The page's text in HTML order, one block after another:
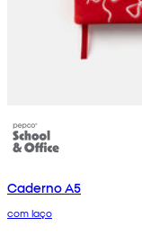
Caderno A5
com laço